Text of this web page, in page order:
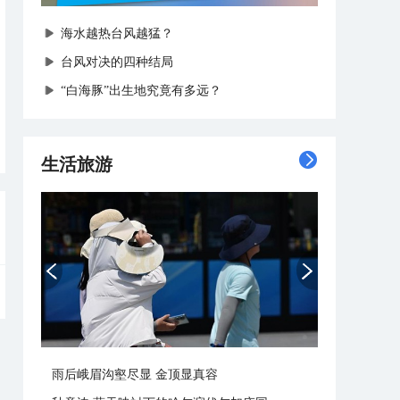
海水越热台风越猛？
台风对决的四种结局
“白海豚”出生地究竟有多远？
生活旅游
雨后峨眉沟壑尽显 金顶显真容